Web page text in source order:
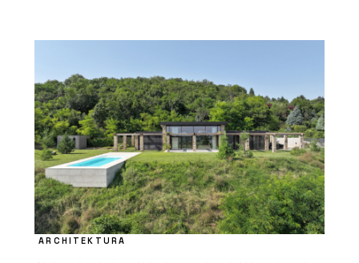
ARCHITEKTURA